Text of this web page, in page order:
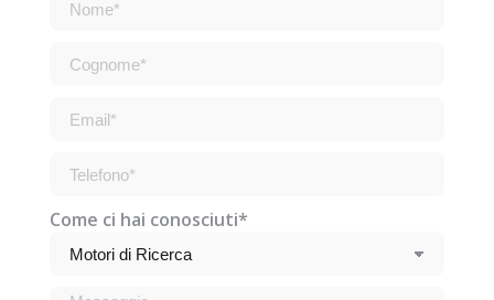
Come ci hai conosciuti*